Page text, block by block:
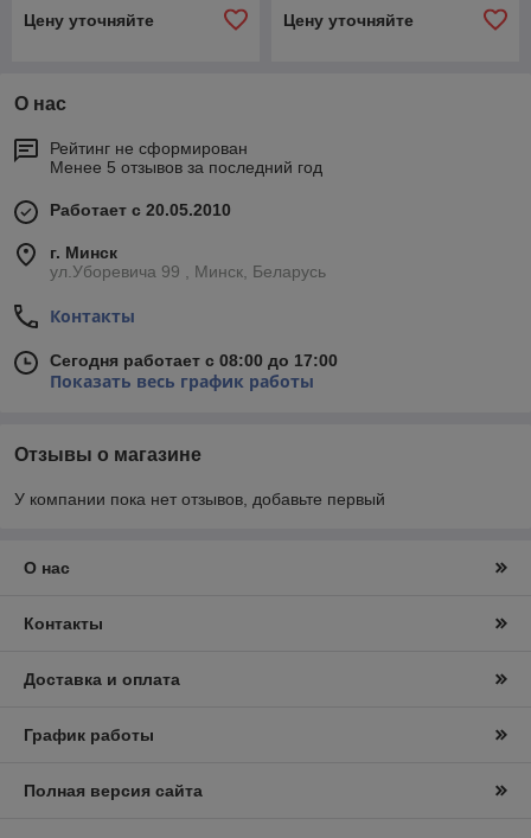
Цену уточняйте Цену уточняйте
О нас
Рейтинг не сформирован
Менее 5 отзывов за последний год
Работает с 20.05.2010
г. Минск
ул.Уборевича 99 , Минск, Беларусь
Контакты
Сегодня работает с 08:00 до 17:00
Показать весь график работы
Отзывы о магазине
У компании пока нет отзывов, добавьте первый
О нас
Контакты
Доставка и оплата
График работы
Полная версия сайта